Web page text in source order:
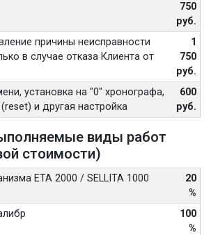
750
руб.
причины неисправности
в случае отказа Клиента от
1
750
руб.
установка на "0" хронографа,
и другая настройка
600
руб.
виды работ
стоимости)
ETA 2000 / SELLITA 1000
20
%
100
%